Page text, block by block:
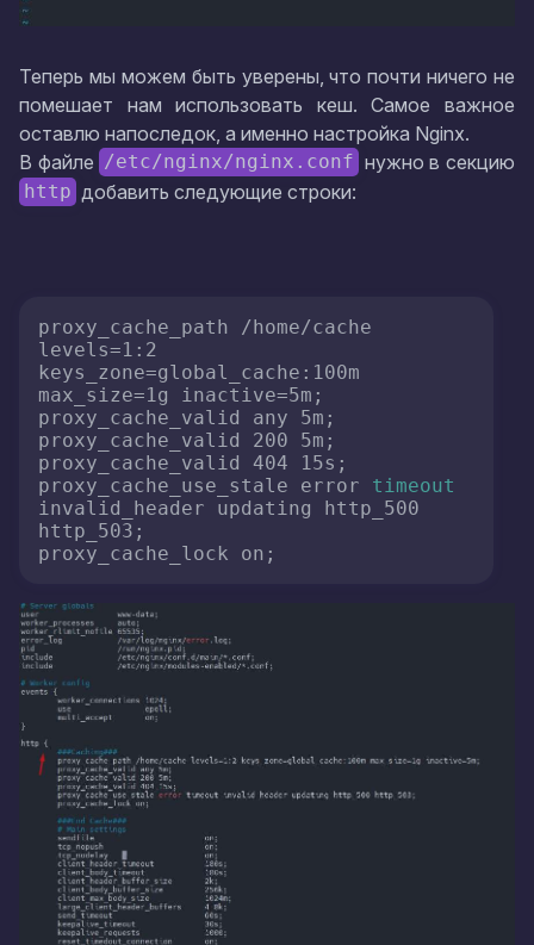
Теперь мы можем быть уверены, что почти ничего не
помешает нам использовать кеш. Самое важное
оставлю напоследок, а именно настройка Nginx.
В файле /etc/nginx/nginx.conf нужно в секцию
http добавить следующие строки:
proxy_cache_path /home/cache
levels=1:2
keys_zone=global_cache:100m
max_size=1g inactive=5m;
proxy_cache_valid any 5m;
proxy_cache_valid 200 5m;
proxy_cache_valid 404 15s;
proxy_cache_use_stale error timeout
invalid_header updating http_500
http_503;
proxy_cache_lock on;